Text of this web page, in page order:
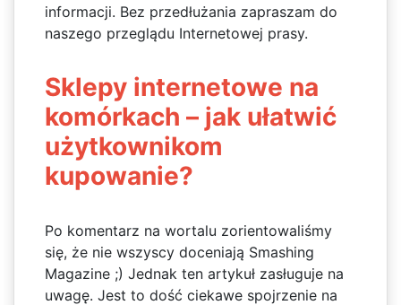
informacji. Bez przedłużania zapraszam do
naszego przeglądu Internetowej prasy.
Sklepy internetowe na
komórkach – jak ułatwić
użytkownikom
kupowanie?
Po komentarz na wortalu zorientowaliśmy
się, że nie wszyscy doceniają Smashing
Magazine ;) Jednak ten artykuł zasługuje na
uwagę. Jest to dość ciekawe spojrzenie na